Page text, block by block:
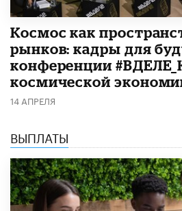
Космос как
рынков: кадры для
конференции
космической
14 АПРЕЛЯ
ВЫПЛАТЫ